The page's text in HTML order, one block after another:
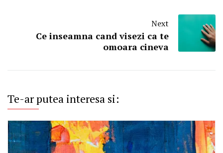
Next
Ce inseamna cand visezi ca te
omoara cineva
Te-ar putea interesa si: